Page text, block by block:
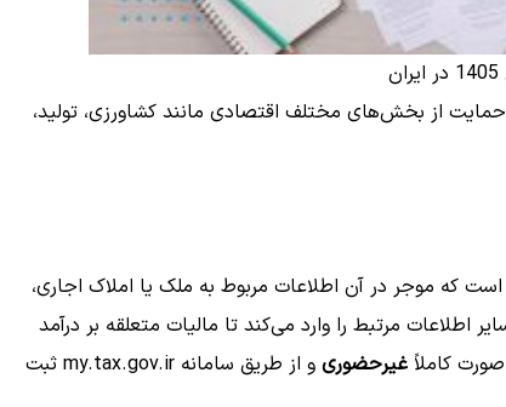
حمایت از بخش‌های مختلف اقتصادی مانند کشاورزی، تولید،
است که موجر در آن اطلاعات مربوط به ملک یا املاک اجاری،
اطلاعات مرتبط را وارد می‌کند تا مالیات متعلقه بر درآمد
کاملاً غیرحضوری و از طریق سامانه my.tax.gov.ir ثبت